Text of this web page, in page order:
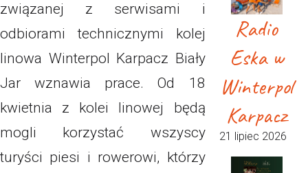
związanej z serwisami i
odbiorami technicznymi kolej
linowa Winterpol Karpacz Biały
Jar wznawia prace. Od 18
kwietnia z kolei linowej będą
mogli korzystać wszyscy
turyści piesi i rowerowi, którzy
Radio
Eska w
Winterpol
Karpacz
21 lipiec 2026